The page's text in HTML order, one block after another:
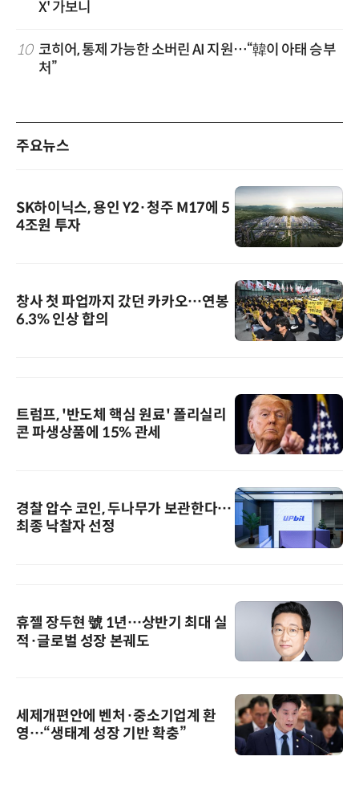
X' 가보니
10 코히어, 통제 가능한 소버린 AI 지원…“韓이 아태 승부
처”
주요뉴스
SK하이닉스, 용인 Y2·청주 M17에 5
4조원 투자
창사 첫 파업까지 갔던 카카오…연봉
6.3% 인상 합의
트럼프, '반도체 핵심 원료' 폴리실리
콘 파생상품에 15% 관세
경찰 압수 코인, 두나무가 보관한다…
최종 낙찰자 선정
휴젤 장두현 號 1년…상반기 최대 실
적·글로벌 성장 본궤도
세제개편안에 벤처·중소기업계 환
영…“생태계 성장 기반 확충”